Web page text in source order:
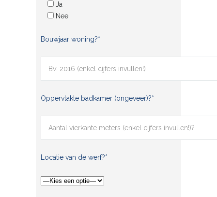
Ja
Nee
Bouwjaar woning?*
Oppervlakte badkamer (ongeveer)?*
Locatie van de werf?*